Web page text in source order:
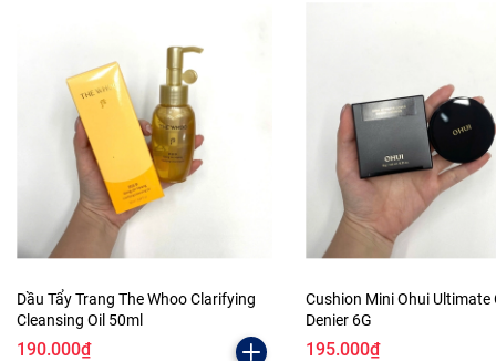
Dầu Tẩy Trang The Whoo Clarifying
Cleansing Oil 50ml
190.000₫
Cushion Mini Ohui Ultimate
Denier 6G
195.000₫